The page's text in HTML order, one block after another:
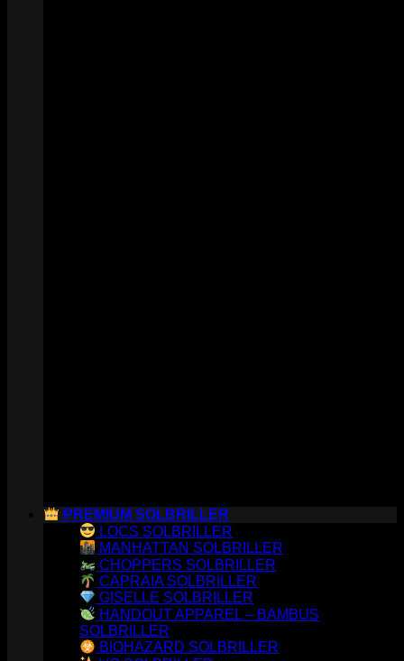
PREMIUM SOLBRILLER
LOCS SOLBRILLER
MANHATTAN SOLBRILLER
CHOPPERS SOLBRILLER
CAPRAIA SOLBRILLER
GISELLE SOLBRILLER
HANDOUT APPAREL – BAMBUS
SOLBRILLER
BIOHAZARD SOLBRILLER